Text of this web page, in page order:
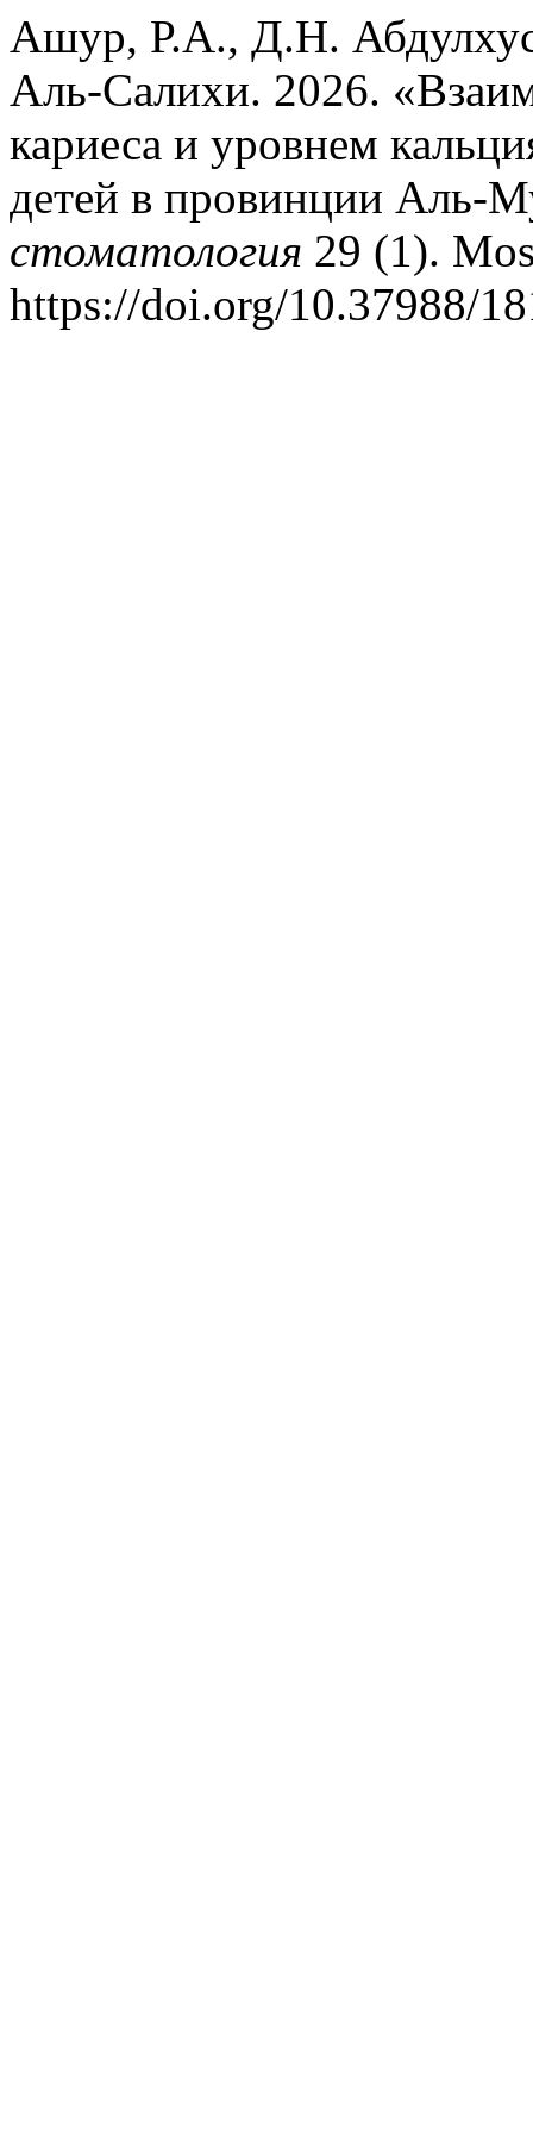
Ашур, Р.А., Д.Н.
Аль-Салихи. 2026.
кариеса и уровнем
детей в провинции Аль-
стоматология 29 (1).
https://doi.org/10.37988/